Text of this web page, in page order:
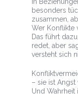
In
besonders
zusammen,
Wer Konflikte
Das führt
redet, aber
versteht sich
– sie ist Angst
Und Wahrheit